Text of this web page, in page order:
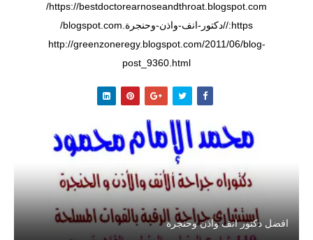
https://bestdoctorearnoseandthroat.blogspot.com/
https://دكتور-انف-واذن-وحنجرة.blogspot.com/
http://greenzoneregy.blogspot.com/2011/06/blog-
post_9360.html
افضل دكتور انف واذن وحنجرة